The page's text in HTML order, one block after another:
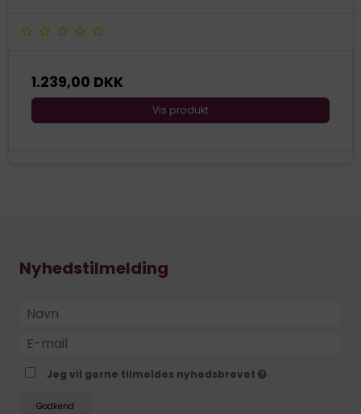
1.239,00 DKK
Vis produkt
Nyhedstilmelding
Jeg vil gerne tilmeldes nyhedsbrevet
Godkend